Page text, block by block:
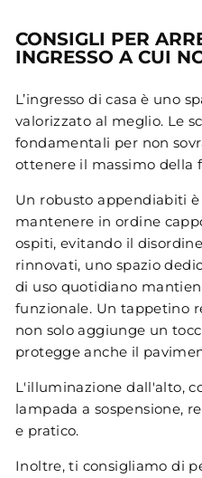
CONSIGLI PER
INGRESSO A CUI
L’ingresso di casa è uno
valorizzato al meglio. Le
fondamentali per non
ottenere il massimo della
Un robusto appendiabiti
mantenere in ordine
ospiti, evitando il
rinnovati, uno spazio
di uso quotidiano
funzionale. Un tappetino
non solo aggiunge un
protegge anche il
L'illuminazione dall'alto,
lampada a sospensione,
e pratico.
Inoltre, ti consigliamo di